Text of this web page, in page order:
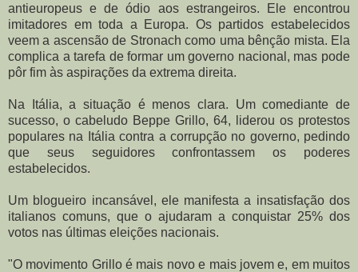
antieuropeus e de ódio aos estrangeiros. Ele encontrou
imitadores em toda a Europa. Os partidos estabelecidos
veem a ascensão de Stronach como uma bênção mista. Ela
complica a tarefa de formar um governo nacional, mas pode
pôr fim às aspirações da extrema direita.
Na Itália, a situação é menos clara. Um comediante de
sucesso, o cabeludo Beppe Grillo, 64, liderou os protestos
populares na Itália contra a corrupção no governo, pedindo
que seus seguidores confrontassem os poderes
estabelecidos.
Um blogueiro incansável, ele manifesta a insatisfação dos
italianos comuns, que o ajudaram a conquistar 25% dos
votos nas últimas eleições nacionais.
"O movimento Grillo é mais novo e mais jovem e, em muitos